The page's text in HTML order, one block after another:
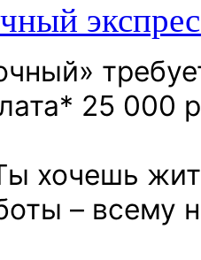
25 000
хочешь
– всему